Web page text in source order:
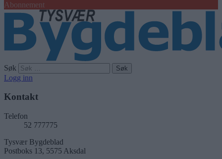
Abonnement
Søk
Logg inn
Kontakt
Telefon
52 777775
Tysvær Bygdeblad
Postboks 13, 5575 Aksdal